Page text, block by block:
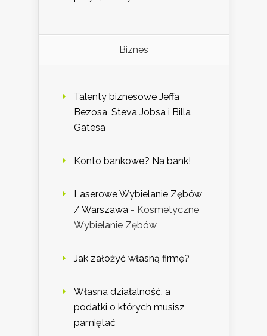
Biznes
Talenty biznesowe Jeffa
Bezosa, Steva Jobsa i Billa
Gatesa
Konto bankowe? Na bank!
Laserowe Wybielanie Zębów
/ Warszawa - Kosmetyczne
Wybielanie Zębów
Jak założyć własną firmę?
Własna działalność, a
podatki o których musisz
pamiętać